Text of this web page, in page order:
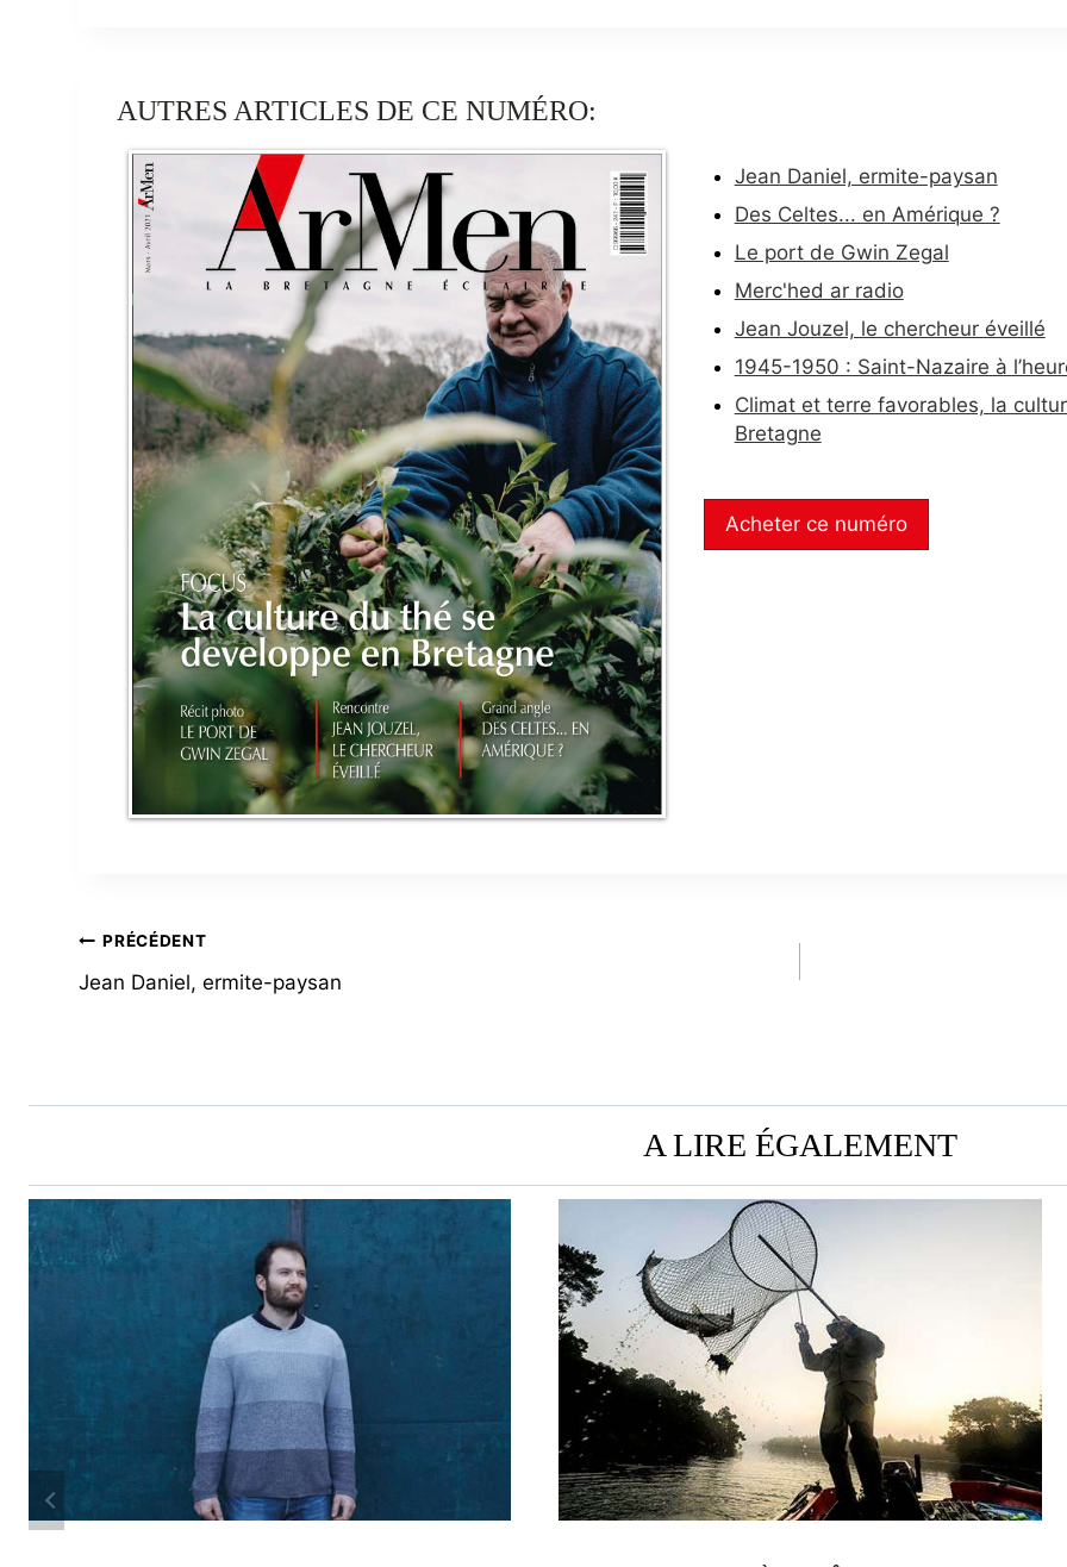
AUTRES ARTICLES DE CE NUMÉRO:
Jean Daniel, ermite-paysan
Des Celtes... en Amérique ?
Le port de Gwin Zegal
Merc'hed ar radio
Jean Jouzel, le chercheur éveillé
1945-1950 : Saint-Nazaire à
Climat et terre favorables, la
Bretagne
Acheter ce numéro
NAVIGATION
DE
PRÉCÉDENT
Jean Daniel, ermite-paysan
A LIRE ÉGALEMENT